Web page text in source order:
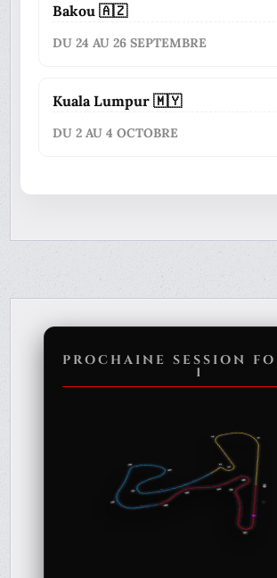
Bakou 🇦🇿
DU 24 AU 26 SEPTEMBRE
Kuala Lumpur 🇲🇾
DU 2 AU 4 OCTOBRE
PROCHAINE SESSION
1